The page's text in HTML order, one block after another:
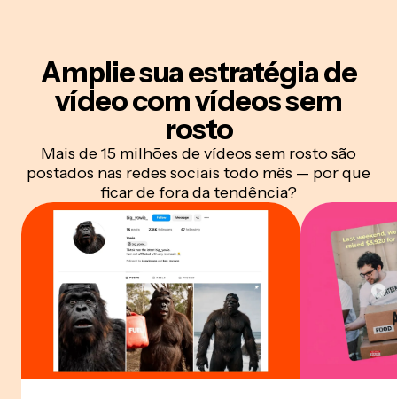
Amplie sua estratégia de
vídeo com vídeos sem
rosto
Mais de 15 milhões de vídeos sem rosto são
postados nas redes sociais todo mês — por que
ficar de fora da tendência?